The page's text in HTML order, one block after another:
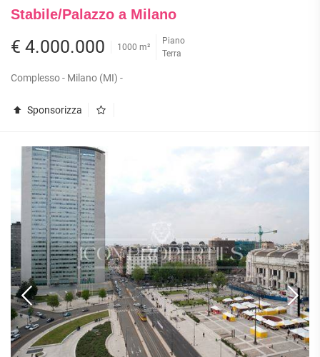
Stabile/Palazzo a Milano
€ 4.000.000 1000 m²
Piano
Terra
Complesso - Milano (MI) -
Sponsorizza